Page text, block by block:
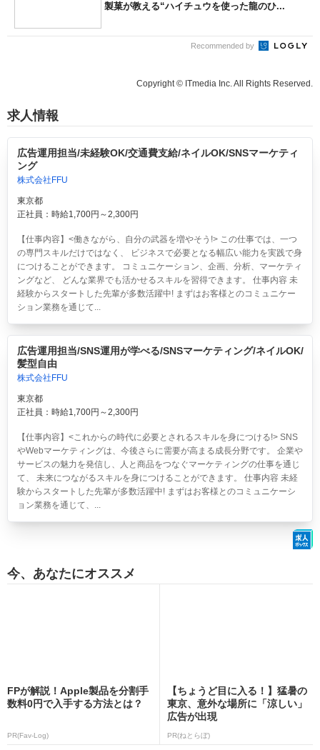
製菓が教える“ハイチュウを使った龍のひ...
Recommended by
Copyright © ITmedia Inc. All Rights Reserved.
求人情報
広告運用担当/未経験OK/交通費支給/ネイルOK/SNSマーケティ
ング
株式会社FFU
東京都
正社員：時給1,700円～2,300円
【仕事内容】<働きながら、自分の武器を増やそう!> この仕事では、一つ
の専門スキルだけではなく、 ビジネスで必要となる幅広い能力を実践で身
につけることができます。 コミュニケーション、企画、分析、マーケティ
ングなど、 どんな業界でも活かせるスキルを習得できます。 仕事内容 未
経験からスタートした先輩が多数活躍中! まずはお客様とのコミュニケー
ション業務を通じて...
広告運用担当/SNS運用が学べる/SNSマーケティング/ネイルOK/
髪型自由
株式会社FFU
東京都
正社員：時給1,700円～2,300円
【仕事内容】<これからの時代に必要とされるスキルを身につける!> SNS
やWebマーケティングは、今後さらに需要が高まる成長分野です。 企業や
サービスの魅力を発信し、人と商品をつなぐマーケティングの仕事を通じ
て、 未来につながるスキルを身につけることができます。 仕事内容 未経
験からスタートした先輩が多数活躍中! まずはお客様とのコミュニケーシ
ョン業務を通じて、...
今、あなたにオススメ
FPが解説！Apple製品を分割手
数料0円で入手する方法とは？
PR(Fav-Log)
【ちょうど目に入る！】猛暑の
東京、意外な場所に「涼しい」
広告が出現
PR(ねとらぼ)